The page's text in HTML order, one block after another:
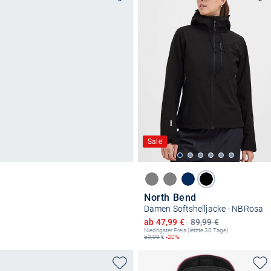
Sale
North Bend
Damen Softshelljacke - NBRosa
89,99 €
Ermäßigter Preis
ab 47,99 €
Niedrigster Preis (letzte 30 Tage):
59,99€ -20%